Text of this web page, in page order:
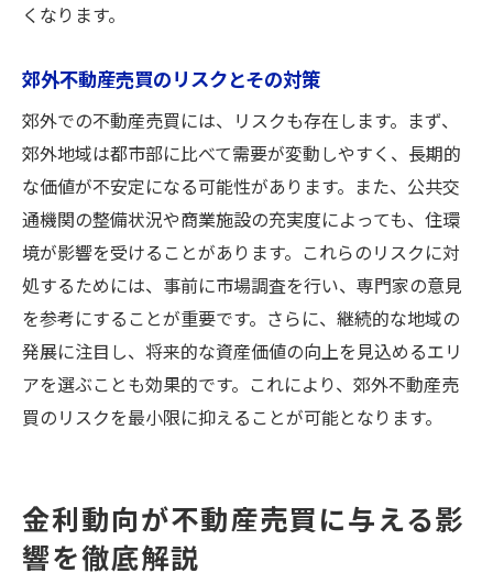
くなります。
郊外不動産売買のリスクとその対策
郊外での不動産売買には、リスクも存在します。まず、
郊外地域は都市部に比べて需要が変動しやすく、長期的
な価値が不安定になる可能性があります。また、公共交
通機関の整備状況や商業施設の充実度によっても、住環
境が影響を受けることがあります。これらのリスクに対
処するためには、事前に市場調査を行い、専門家の意見
を参考にすることが重要です。さらに、継続的な地域の
発展に注目し、将来的な資産価値の向上を見込めるエリ
アを選ぶことも効果的です。これにより、郊外不動産売
買のリスクを最小限に抑えることが可能となります。
金利動向が不動産売買に与える影
響を徹底解説